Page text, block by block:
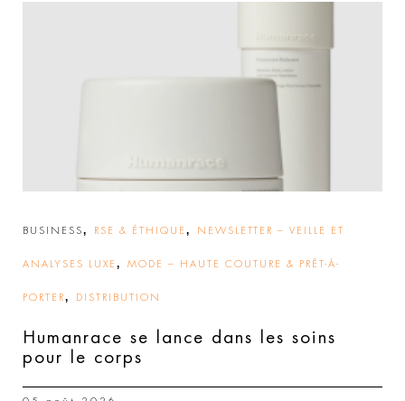
BUSINESS, RSE & ÉTHIQUE , NEWSLETTER – VEILLE ET
ANALYSES LUXE , MODE – HAUTE COUTURE & PRÊT-À-
PORTER, DISTRIBUTION
Humanrace se lance dans les soins
pour le corps